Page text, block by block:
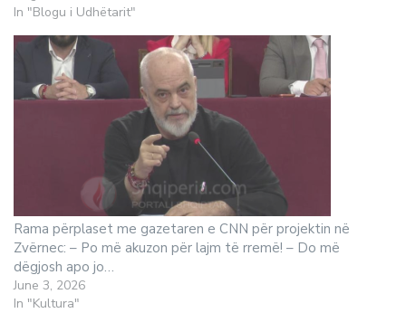
In "Blogu i Udhëtarit"
Rama përplaset me gazetaren e CNN për projektin në
Zvërnec: – Po më akuzon për lajm të rremë! – Do më
dëgjosh apo jo…
June 3, 2026
In "Kultura"